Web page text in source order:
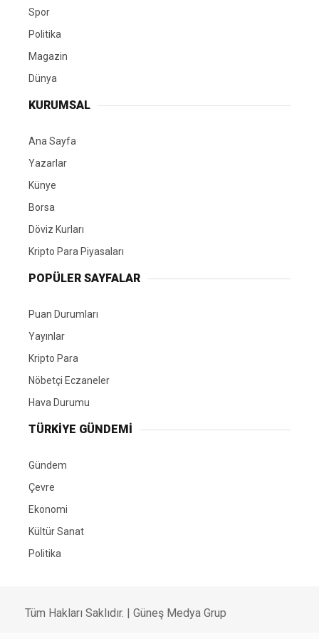
Spor
Politika
Magazin
Dünya
KURUMSAL
Ana Sayfa
Yazarlar
Künye
Borsa
Döviz Kurları
Kripto Para Piyasaları
POPÜLER SAYFALAR
Puan Durumları
Yayınlar
Kripto Para
Nöbetçi Eczaneler
Hava Durumu
TÜRKIYE GÜNDEMI
Gündem
Çevre
Ekonomi
Kültür Sanat
Politika
Tüm Hakları Saklıdır. | Güneş Medya Grup